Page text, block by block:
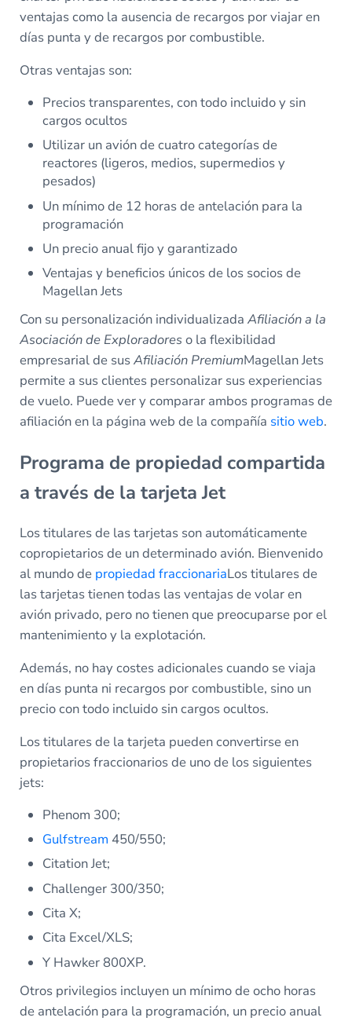
ventajas como la ausencia de recargos por viajar en
días punta y de recargos por combustible.
Otras ventajas son:
Precios transparentes, con todo incluido y sin
cargos ocultos
Utilizar un avión de cuatro categorías de
reactores (ligeros, medios, supermedios y
pesados)
Un mínimo de 12 horas de antelación para la
programación
Un precio anual fijo y garantizado
Ventajas y beneficios únicos de los socios de
Magellan Jets
Con su personalización individualizada Afiliación a la
Asociación de Exploradores o la flexibilidad
empresarial de susAfiliación PremiumMagellan Jets
permite a sus clientes personalizar sus experiencias
de vuelo. Puede ver y comparar ambos programas de
afiliación en la página web de la compañía sitio web.
Programa de propiedad compartida
a través de la tarjeta Jet
Los titulares de las tarjetas son automáticamente
copropietarios de un determinado avión. Bienvenido
al mundo de propiedad fraccionariaLos titulares de
las tarjetas tienen todas las ventajas de volar en
avión privado, pero no tienen que preocuparse por el
mantenimiento y la explotación.
Además, no hay costes adicionales cuando se viaja
en días punta ni recargos por combustible, sino un
precio con todo incluido sin cargos ocultos.
Los titulares de la tarjeta pueden convertirse en
propietarios fraccionarios de uno de los siguientes
jets:
Phenom 300;
Gulfstream 450/550;
Citation Jet;
Challenger 300/350;
Cita X;
Cita Excel/XLS;
Y Hawker 800XP.
Otros privilegios incluyen un mínimo de ocho horas
de antelación para la programación, un precio anual